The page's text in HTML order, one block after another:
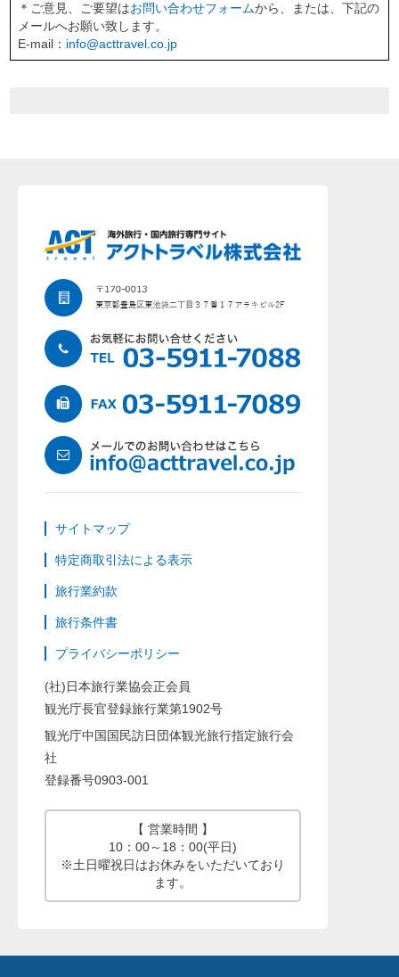
＊ご意見、ご要望はお問い合わせフォームから、または、下記の
メールへお願い致します。
E-mail： info@acttravel.co.jp
サイトマップ
特定商取引法による表示
旅行業約款
旅行条件書
プライバシーポリシー
(社)日本旅行業協会正会員
観光庁長官登録旅行業第1902号
観光庁中国国民訪日団体観光旅行指定旅行会
社
登録番号0903-001
【 営業時間 】
10：00～18：00(平日)
※土日曜祝日はお休みをいただいており
ます。